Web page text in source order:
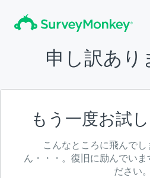
申し訳あり
もう一度お試
こんなところに飛んで
ん・・・。復旧に励んでいま
ださい。